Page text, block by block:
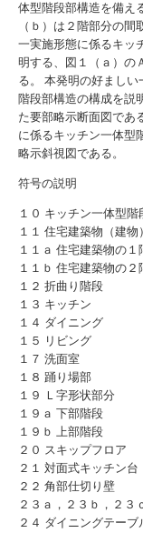
体型階段部構造を備え
（ｂ）は２階部分の間
一実施形態に係るキッ
明する、図１（ａ）の
る。
本発明の好ましい
階段部構造の構成を説
た要部略示断面図であ
に係るキッチン一体型
略示斜視図である。
符号の説明
１０ キッチン一体型階
１１ 住宅建築物（建物）
１１ａ 住宅建築物の１
１１ｂ 住宅建築物の２
１２ 折曲り階段
１３ キッチン
１４ ダイニング
１５ リビング
１７ 洗面室
１８ 踊り場部
１９ Ｌ字形状部分
１９ａ 下部階段
１９ｂ 上部階段
２０ スキップフロア
２１ 対面式キッチン台
２２ 角部仕切り壁
２３ａ，２３ｂ，２３
２４ ダイニングテーブ